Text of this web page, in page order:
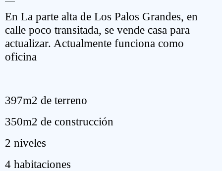
En La parte alta de Los Palos Grandes, en
calle poco transitada, se vende casa para
actualizar. Actualmente funciona como
oficina
397m2 de terreno
350m2 de construcción
2 niveles
4 habitaciones